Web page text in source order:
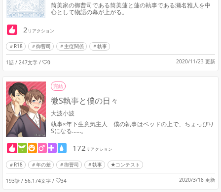
筒美家の御曹司である筒美蓮と蓮の執事である瀬名雅人を中
心として物語の幕が上がる。
2 リアクション
R18 御曹司 主従関係 執事
1話 / 247文字 / 0 2020/11/23 更新
完結
微S執事と僕の日々
大波小波
執事×年下生意気主人 僕の執事はベッドの上で、ちょっぴり
Sになる……。
172 リアクション
R18 年の差 御曹司 執事 ★コンテスト
193話 / 56,174文字 / 34 2020/3/18 更新